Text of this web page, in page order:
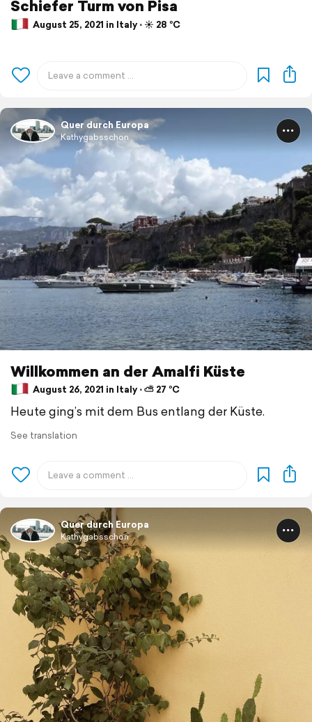
Schiefer Turm von Pisa
August 25, 2021 in Italy ⋅ ☀️ 28 °C
Quer durch Europa
Kathygabsschon
Willkommen an der Amalfi Küste
August 26, 2021 in Italy ⋅ ⛅ 27 °C
Heute ging’s mit dem Bus entlang der Küste.
See translation
Quer durch Europa
Kathygabsschon